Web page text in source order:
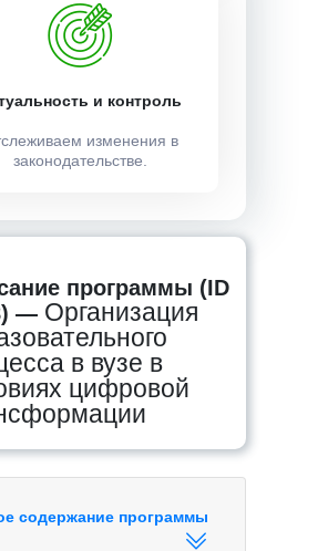
и контроль
изменения в
законодательстве.
программы (ID
— Организация
в вузе в
цифровой
содержание программы